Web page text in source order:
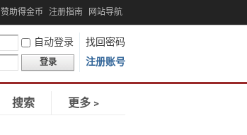
赞助得金币 注册指南 网站导航
自动登录
找回密码
登录 注册账号
搜索 更多﹥